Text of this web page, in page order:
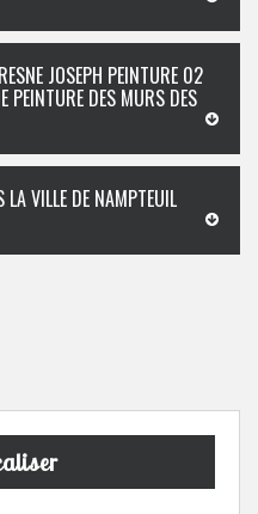
JOSEPH PEINTURE 02
PEINTURE DES MURS DES
VILLE DE NAMPTEUIL